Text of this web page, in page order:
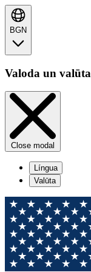
BGN
Valoda un valūta
Close modal
Língua
Valūta